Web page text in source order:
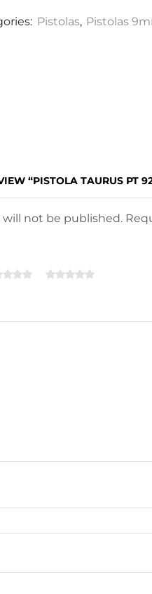
Pistolas, Pistolas
“PISTOLA TAURUS PT
will not be published.